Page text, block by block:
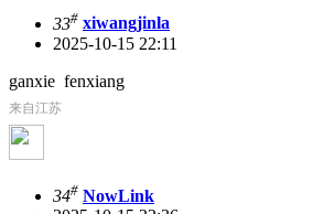
33# xiwangjinla
2025-10-15 22:11
ganxie fenxiang
来自江苏
34# NowLink